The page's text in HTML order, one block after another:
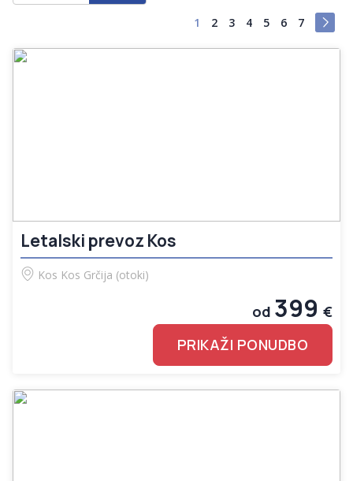
1 2 3 4 5 6 7
Letalski prevoz Kos
Kos Kos Grčija (otoki)
od 399 €
PRIKAŽI PONUDBO